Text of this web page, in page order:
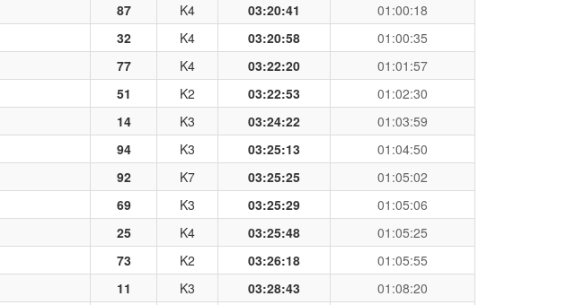
87 K4 03:20:41
01:00:18
32 K4 03:20:58
01:00:35
77 K4 03:22:20
01:01:57
51 K2 03:22:53
01:02:30
14 K3 03:24:22
01:03:59
94 K3 03:25:13
01:04:50
92 K7 03:25:25
01:05:02
69 K3 03:25:29
01:05:06
25 K4 03:25:48
01:05:25
73 K2 03:26:18
01:05:55
11 K3 03:28:43
01:08:20